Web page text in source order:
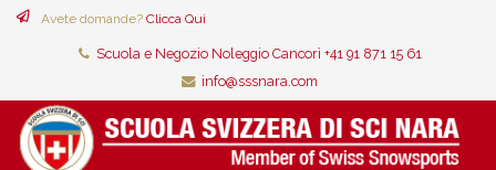
Avete domande? Clicca Qui
Scuola e Negozio Noleggio Cancorì +41 91 871 15 61
info@sssnara.com